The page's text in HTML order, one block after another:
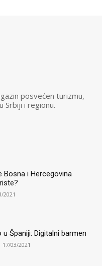
posvećen turizmu,
Srbiji i regionu.
Bosna i Hercegovina
2021
Španiji: Digitalni barmen
17/03/2021